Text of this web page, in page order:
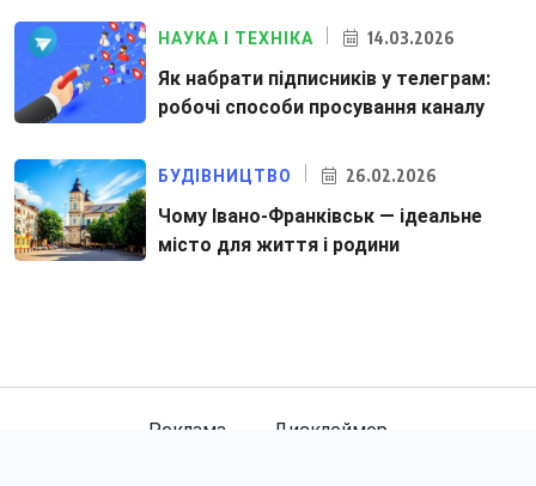
НАУКА І ТЕХНІКА 14.03.2026
Як набрати підписників у телеграм:
робочі способи просування каналу
БУДІВНИЦТВО 26.02.2026
Чому Івано-Франківськ — ідеальне
місто для життя і родини
Реклама Дисклеймер